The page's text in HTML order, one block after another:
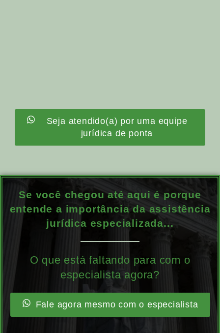
Seja atendido(a) por uma equipe
jurídica de ponta
Se você chegou até aqui é porque
entende a importância da assistência
jurídica especializada...
O que está faltando para com o
especialista agora?
Fale agora mesmo com o especialista